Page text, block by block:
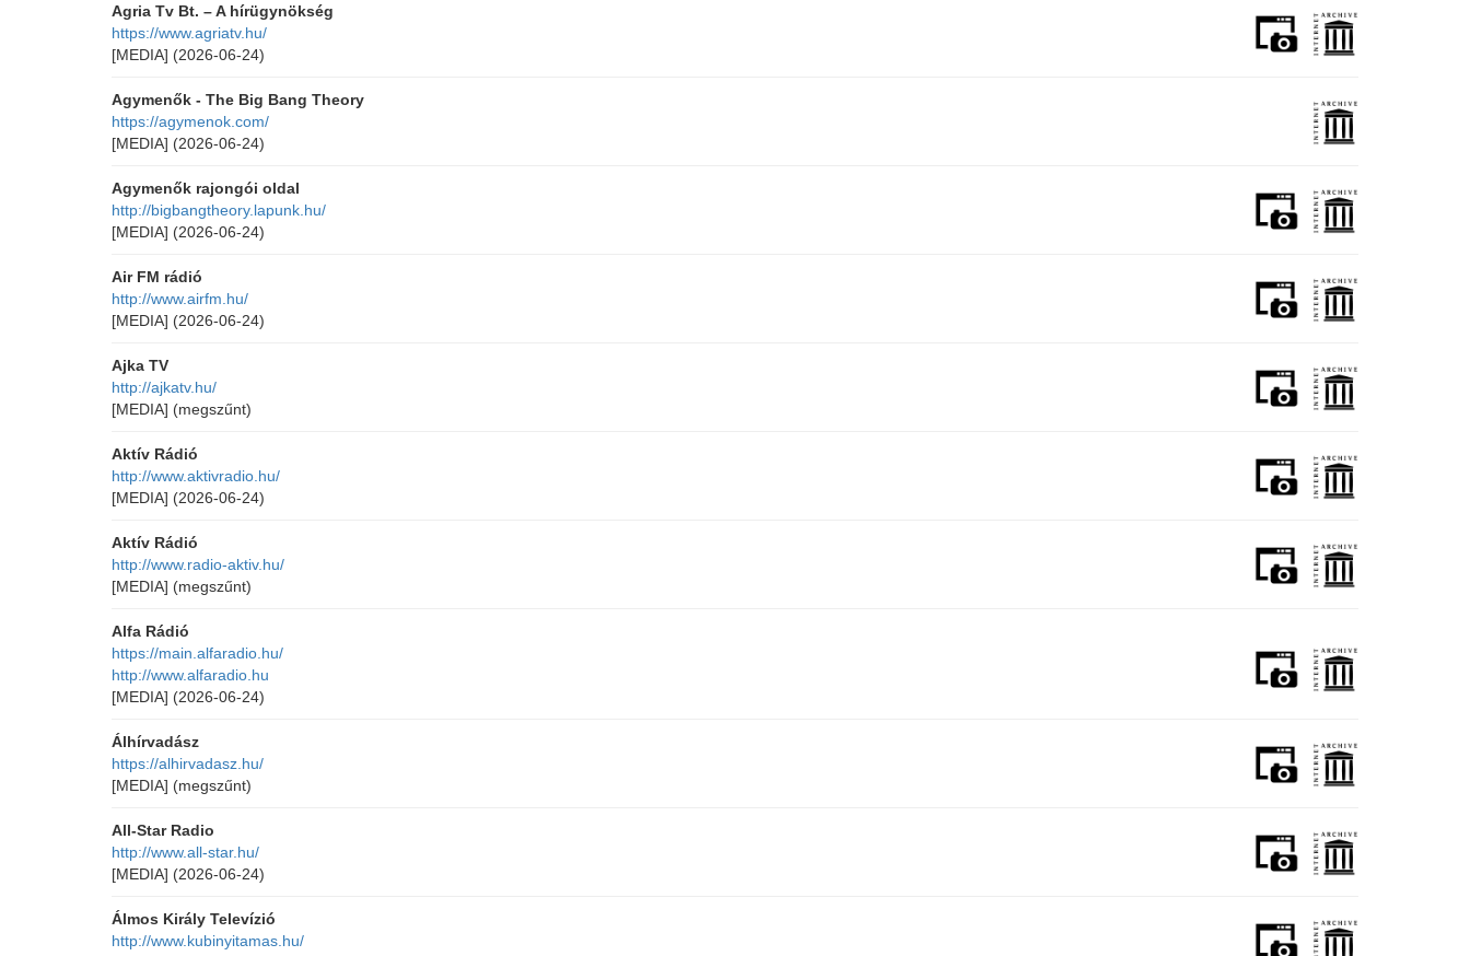
Agria Tv Bt. – A hírügynökség
https://www.agriatv.hu/
[MEDIA] (2026-06-24)
Agymenők - The Big Bang Theory
https://agymenok.com/
[MEDIA] (2026-06-24)
Agymenők rajongói oldal
http://bigbangtheory.lapunk.hu/
[MEDIA] (2026-06-24)
Air FM rádió
http://www.airfm.hu/
[MEDIA] (2026-06-24)
Ajka TV
http://ajkatv.hu/
[MEDIA] (megszűnt)
Aktív Rádió
http://www.aktivradio.hu/
[MEDIA] (2026-06-24)
Aktív Rádió
http://www.radio-aktiv.hu/
[MEDIA] (megszűnt)
Alfa Rádió
https://main.alfaradio.hu/
http://www.alfaradio.hu
[MEDIA] (2026-06-24)
Álhírvadász
https://alhirvadasz.hu/
[MEDIA] (megszűnt)
All-Star Radio
http://www.all-star.hu/
[MEDIA] (2026-06-24)
Álmos Király Televízió
http://www.kubinyitamas.hu/